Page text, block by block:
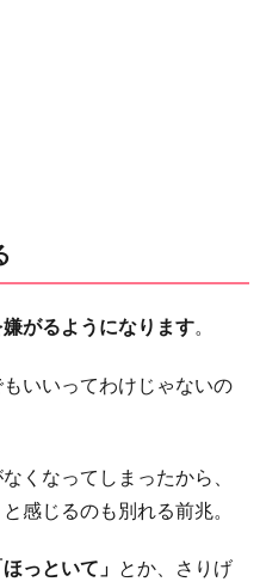
がるようになります。
いいってわけじゃないの
くなってしまったから、
と感じるのも別れる前兆。
っといて」 とか、さりげ